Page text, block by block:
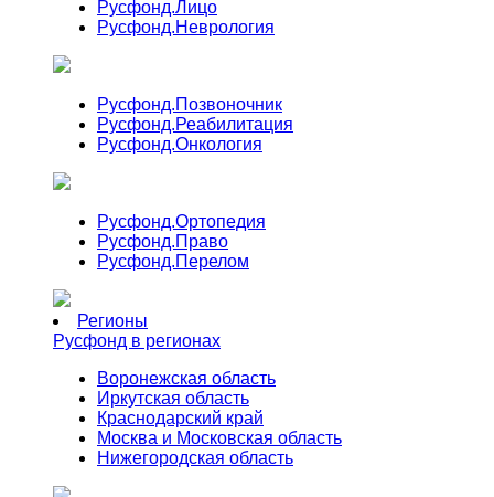
Русфонд.Лицо
Русфонд.Неврология
Русфонд.Позвоночник
Русфонд.Реабилитация
Русфонд.Онкология
Русфонд.Ортопедия
Русфонд.Право
Русфонд.Перелом
Регионы
Русфонд в регионах
Воронежская область
Иркутская область
Краснодарский край
Москва и Московская область
Нижегородская область